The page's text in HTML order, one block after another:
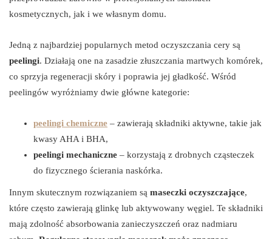
kosmetycznych, jak i we własnym domu.
Jedną z najbardziej popularnych metod oczyszczania cery są
peelingi. Działają one na zasadzie złuszczania martwych komórek,
co sprzyja regeneracji skóry i poprawia jej gładkość. Wśród
peelingów wyróżniamy dwie główne kategorie:
peelingi chemiczne – zawierają składniki aktywne, takie jak
kwasy AHA i BHA,
peelingi mechaniczne – korzystają z drobnych cząsteczek
do fizycznego ścierania naskórka.
Innym skutecznym rozwiązaniem są maseczki oczyszczające,
które często zawierają glinkę lub aktywowany węgiel. Te składniki
mają zdolność absorbowania zanieczyszczeń oraz nadmiaru